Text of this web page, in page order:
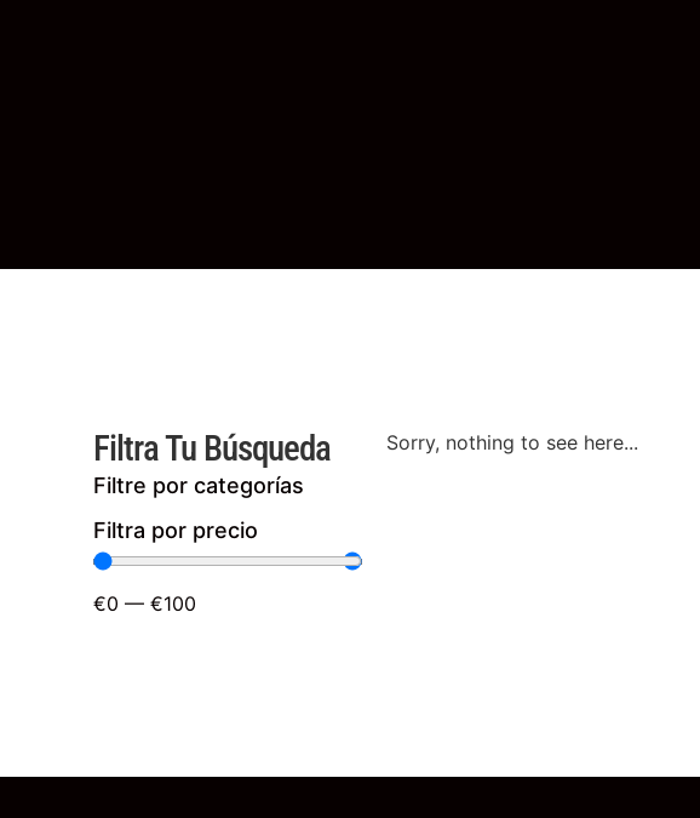
Filtra Tu Búsqueda
Filtre por categorías
Filtra por precio
€0 —€100
Sorry, nothing to see here...